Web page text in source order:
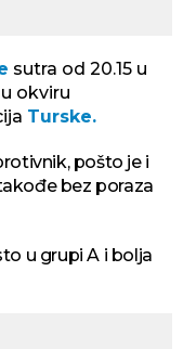
sutra od 20.15 u
okviru
Turske.
pošto je i
bez poraza
u grupi A i bolja